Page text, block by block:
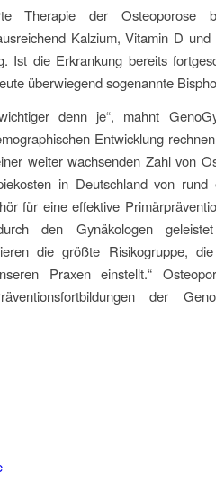
Therapie der Osteoporose
Kalzium, Vitamin D
Ist die Erkrankung bereits
überwiegend sogenannte
denn je“, mahnt
Entwicklung
weiter wachsenden Zahl von
in Deutschland von
für eine effektive
den Gynäkologen
die größte Risikogruppe,
Praxen einstellt.“
der